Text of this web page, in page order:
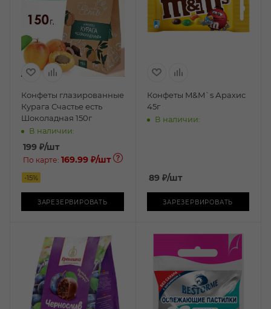
Конфеты глазированные
Курага Счастье есть
Шоколадная 150г
В наличии:
199 ₽/шт
По карте: 169.99 ₽/шт
-15%
ЗАРЕЗЕРВИРОВАТЬ
Конфеты M&M`s Арахис
45г
В наличии:
89₽/шт
ЗАРЕЗЕРВИРОВАТЬ